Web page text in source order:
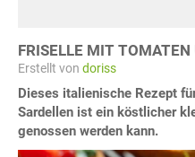
FRISELLE MIT TOMATEN
Erstellt von doriss
Dieses italienische Rezept
Sardellen ist ein köstlicher
genossen werden kann.